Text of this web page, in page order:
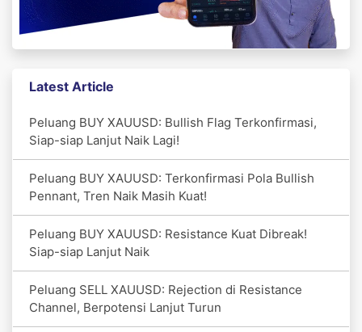
Latest Article
Peluang BUY XAUUSD: Bullish Flag Terkonfirmasi,
Siap-siap Lanjut Naik Lagi!
Peluang BUY XAUUSD: Terkonfirmasi Pola Bullish
Pennant, Tren Naik Masih Kuat!
Peluang BUY XAUUSD: Resistance Kuat Dibreak!
Siap-siap Lanjut Naik
Peluang SELL XAUUSD: Rejection di Resistance
Channel, Berpotensi Lanjut Turun